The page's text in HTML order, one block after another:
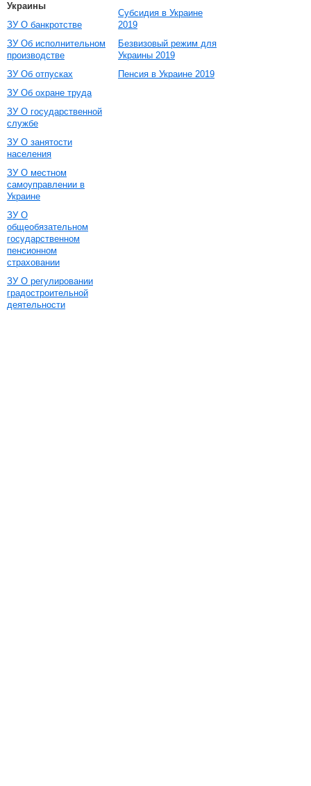
Украины
ЗУ О банкротстве
ЗУ Об исполнительном
производстве
ЗУ Об отпусках
ЗУ Об охране труда
ЗУ О государственной
службе
ЗУ О занятости
населения
ЗУ О местном
самоуправлении в
Украине
ЗУ О
общеобязательном
государственном
пенсионном
страховании
ЗУ О регулировании
градостроительной
деятельности
Субсидия в Украине
2019
Безвизовый режим для
Украины 2019
Пенсия в Украине 2019